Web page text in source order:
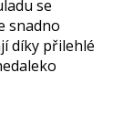
se
snadno
díky přilehlé